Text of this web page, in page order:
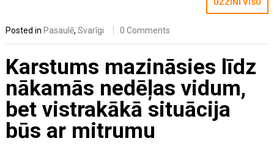
UZZINI VISU
Posted in Pasaulē,Svarīgi 0 Comments
Karstums mazināsies līdz
nākamās nedēļas vidum,
bet vistrakākā situācija
būs ar mitrumu